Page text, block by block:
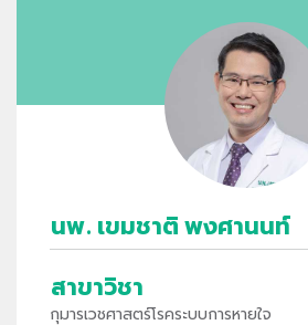
นพ. เขมชาติ พงศานนท์
สาขาวิชา
กุมารเวชศาสตร์โรคระบบการหายใจ